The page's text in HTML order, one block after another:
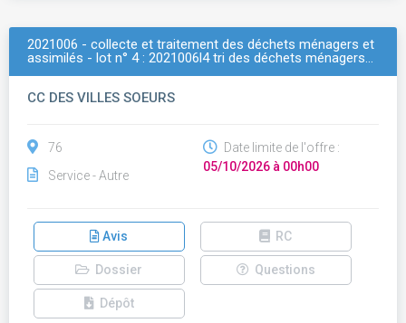
2021006 - collecte et traitement des déchets ménagers et
assimilés - lot n° 4 : 2021006l4 tri des déchets ménagers…
CC DES VILLES SOEURS
76
Service - Autre
Date limite de l'offre :
05/10/2026 à 00h00
Avis RC
Dossier Questions
Dépôt